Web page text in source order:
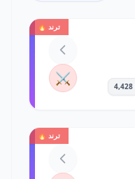
ترند 🔥
⚔️
ترند 🔥